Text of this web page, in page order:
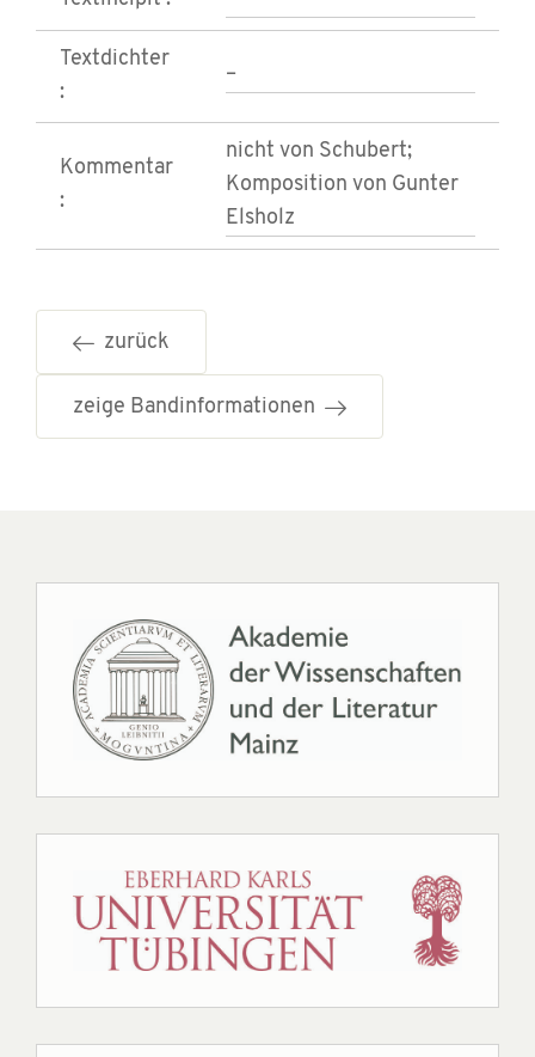
Textdichter
:
–
Kommentar
:
nicht von Schubert;
Komposition von Gunter
Elsholz
zurück
zeige Bandinformationen